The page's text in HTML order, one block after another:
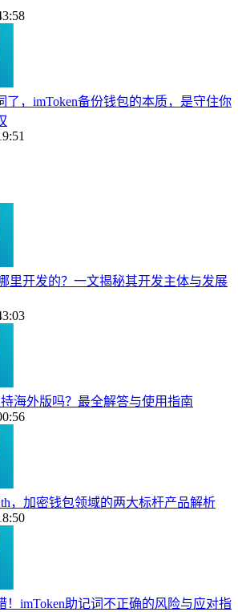
了，imToken备份钱包的本质，是守住你
里开发的？一文揭秘其开发主体与发展
海外版吗？最全解答与使用指南
，加密钱包领域的两大标杆产品解析
！imToken助记词不正确的风险与应对指